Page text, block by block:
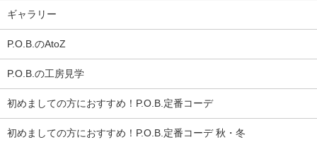
ギャラリー
P.O.B.のAtoZ
P.O.B.の工房見学
初めましての方におすすめ！P.O.B.定番コーデ
初めましての方におすすめ！P.O.B.定番コーデ 秋・冬